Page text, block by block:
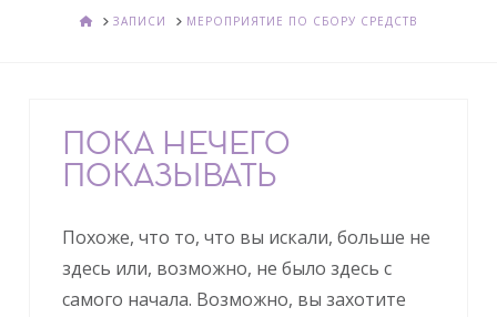
ДОМЗАПИСИ МЕРОПРИЯТИЕ ПО СБОРУ СРЕДСТВ
ПОКА НЕЧЕГО
ПОКАЗЫВАТЬ
Похоже, что то, что вы искали, больше не
здесь или, возможно, не было здесь с
самого начала. Возможно, вы захотите